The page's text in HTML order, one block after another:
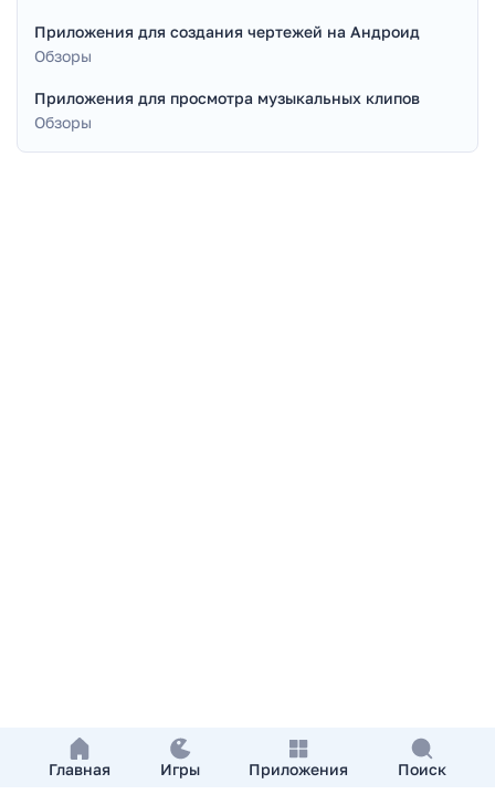
Главная Игры Приложения Поиск
Приложения для создания чертежей на Андроид
Обзоры
Приложения для просмотра музыкальных клипов
Обзоры